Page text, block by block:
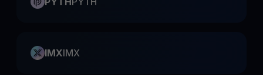
IMXIMX